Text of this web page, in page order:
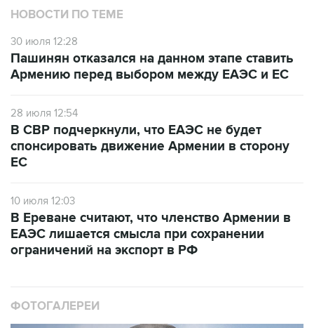
НОВОСТИ ПО ТЕМЕ
30 июля 12:28
Пашинян отказался на данном этапе ставить
Армению перед выбором между ЕАЭС и ЕС
28 июля 12:54
В СВР подчеркнули, что ЕАЭС не будет
спонсировать движение Армении в сторону
ЕС
10 июля 12:03
В Ереване считают, что членство Армении в
ЕАЭС лишается смысла при сохранении
ограничений на экспорт в РФ
ФОТОГАЛЕРЕИ